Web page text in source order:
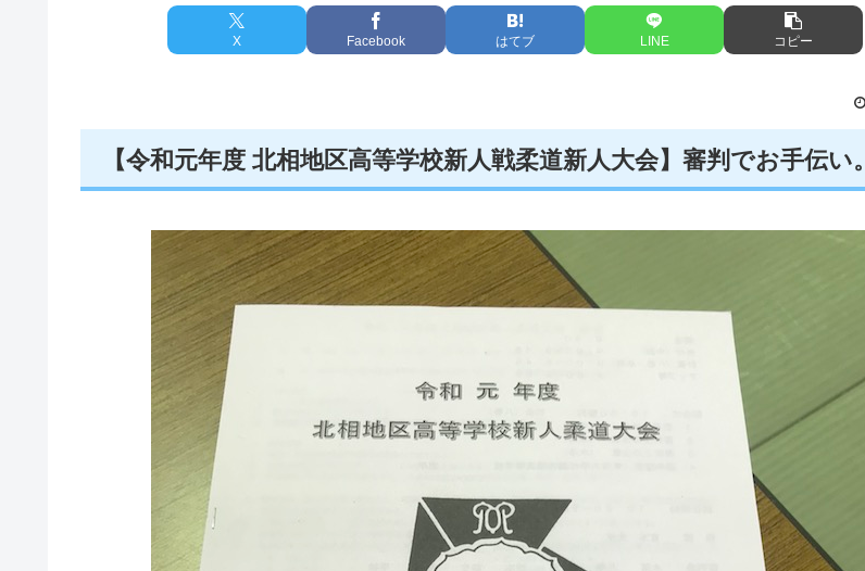
X Facebook はてブ LINE コピー
【令和元年度 北相地区高等学校新人戦柔道新人大会】審判でお手伝い。